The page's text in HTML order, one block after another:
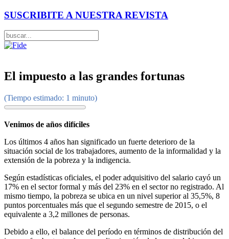
SUSCRIBITE A NUESTRA REVISTA
El impuesto a las grandes fortunas
(Tiempo estimado: 1 minuto)
Venimos de años difíciles
Los últimos 4 años han significado un fuerte deterioro de la
situación social de los trabajadores, aumento de la informalidad y la
extensión de la pobreza y la indigencia.
Según estadísticas oficiales, el poder adquisitivo del salario cayó un
17% en el sector formal y más del 23% en el sector no registrado. Al
mismo tiempo, la pobreza se ubica en un nivel superior al 35,5%, 8
puntos porcentuales más que el segundo semestre de 2015, o el
equivalente a 3,2 millones de personas.
Debido a ello, el balance del período en términos de distribución del